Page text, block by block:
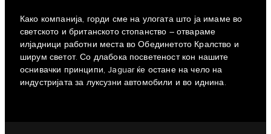
Како компанија, горди сме на улогата што ја имаме во
светското и британското стопанство – отвараме
илјадници работни места во Обединетото Кралство и
ширум светот. Со длабока посветеност кон нашите
оснивачки принципи, Jaguar ќе остане на чело на
индустријата за луксузни автомобили и во иднина.